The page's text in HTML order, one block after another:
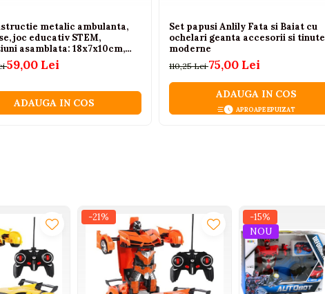
metalic ambulanta,
joc educativ STEM,
asamblata: 18x7x10cm,
8+ ani
59,00 Lei
ADAUGA IN COS
Set papusi Anlily Fata si Baiat cu
ochelari geanta accesorii si tinute
moderne
110,25 Lei75,00 Lei
ADAUGA IN COS
APROAPE EPUIZAT
-21%
-15%
NOU